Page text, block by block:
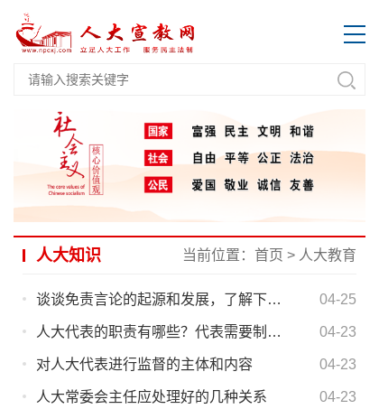
人大知识 当前位置： 首页 > 人大教育
谈谈免责言论的起源和发展，了解下在我国言论免责权的适用对象和范围 04-25
人大代表的职责有哪些？代表需要制发代表证吗？ 04-23
对人大代表进行监督的主体和内容 04-23
人大常委会主任应处理好的几种关系 04-23